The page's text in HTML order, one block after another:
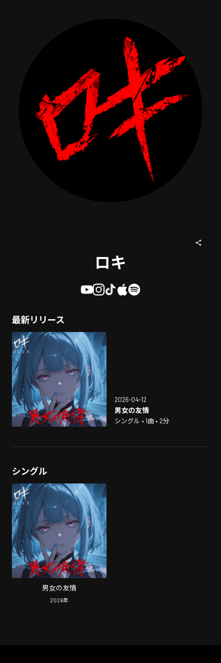
ロキ
最新リリース
2026-04-12
男女の友情
シングル • 1曲 • 2分
シングル
男女の友情
2026年